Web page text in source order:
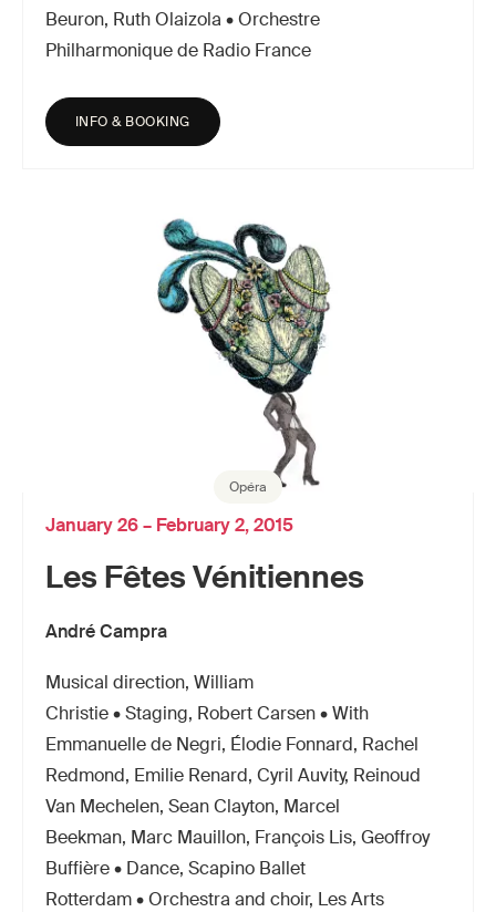
Beuron, Ruth Olaizola • Orchestre
Philharmonique de Radio France
INFO & BOOKING
Opéra
Les Fêtes Vénitiennes
André Campra
January 26 – February 2, 2015
Musical direction, William
Christie • Staging, Robert Carsen • With
Emmanuelle de Negri, Élodie Fonnard, Rachel
Redmond, Emilie Renard, Cyril Auvity, Reinoud
Van Mechelen, Sean Clayton, Marcel
Beekman, Marc Mauillon, François Lis, Geoffroy
Buffière • Dance, Scapino Ballet
Rotterdam • Orchestra and choir, Les Arts